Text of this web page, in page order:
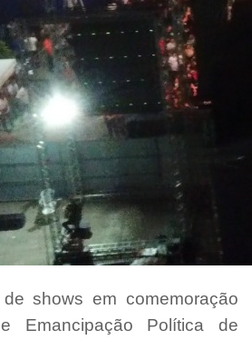
shows em comemoração
Emancipação Política de